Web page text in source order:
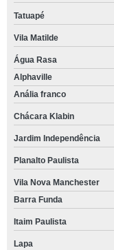
Tatuapé
Vila Matilde
Água Rasa
Alphaville
Anália franco
Chácara Klabin
Jardim Independência
Planalto Paulista
Vila Nova Manchester
Barra Funda
Itaim Paulista
Lapa